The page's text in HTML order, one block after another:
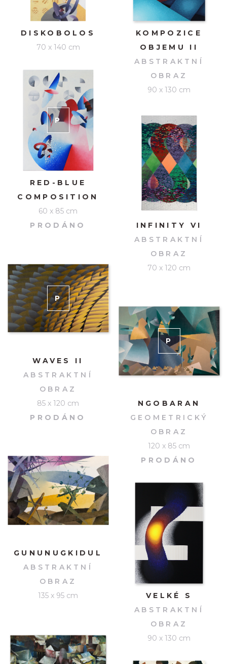
DISKOBOLOS
70 x 140 cm
PRODÁNO
RED-BLUE
COMPOSITION
60 x 85 cm
PRODÁNO
PRODÁNO
WAVES II
ABSTRAKTNÍ
OBRAZ
85 x 120 cm
PRODÁNO
GUNUNUGKIDUL
ABSTRAKTNÍ
OBRAZ
135 x 95 cm
KOMPOZICE
OBJEMU II
ABSTRAKTNÍ
OBRAZ
90 x 130 cm
INFINITY VI
ABSTRAKTNÍ
OBRAZ
70 x 120 cm
P RODÁNO
NGOBARAN
GEOMETRICKÝ
OBRAZ
120 x 85 cm
PRODÁNO
VELKÉ S
ABSTRAKTNÍ
OBRAZ
90 x 130 cm